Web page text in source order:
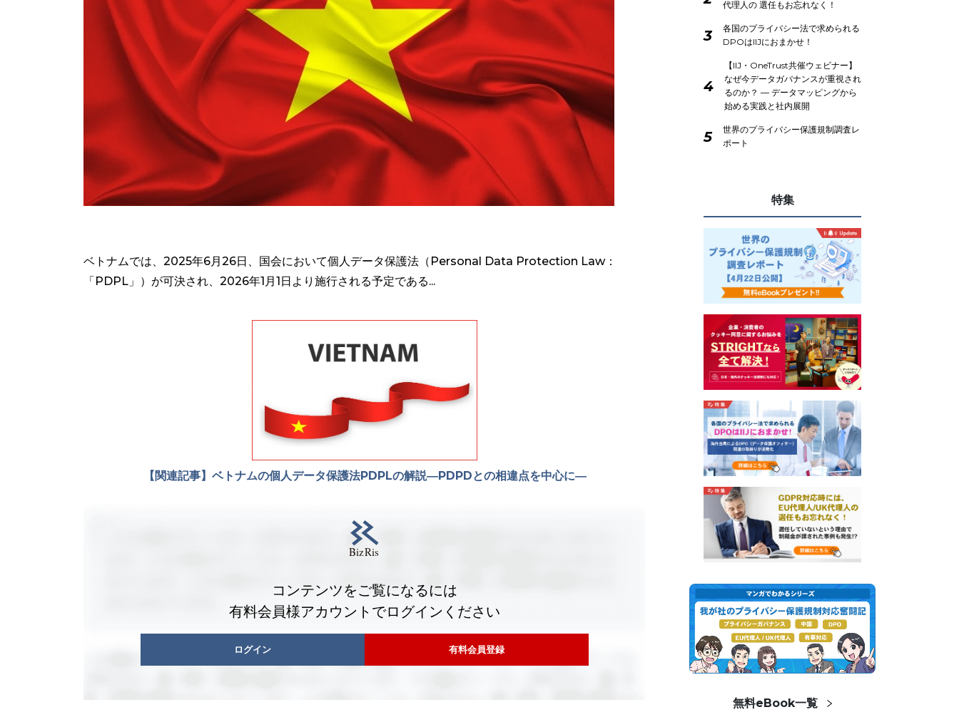
ベトナムでは、2025年6月26日、国会において個人データ保護法（Personal Data Protection Law：
「PDPL」）が可決され、2026年1月1日より施行される予定である...
【関連記事】ベトナムの個人データ保護法PDPLの解説―PDPDとの相違点を中心に―
コンテンツをご覧になるには
有料会員様アカウントでログインください
ログイン 有料会員登録
代理人の 選任もお忘れなく！
3
各国のプライバシー法で求められる
DPOはIIJにおまかせ！
4
【IIJ・OneTrust共催ウェビナー】
なぜ今データガバナンスが重視され
るのか？ ― データマッピングから
始める実践と社内展開
5
世界のプライバシー保護規制調査レ
ポート
特集
無料eBook一覧